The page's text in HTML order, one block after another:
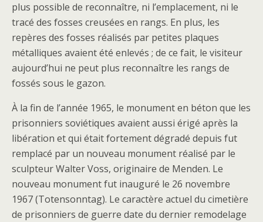
plus possible de reconnaître, ni l’emplacement, ni le
tracé des fosses creusées en rangs. En plus, les
repères des fosses réalisés par petites plaques
métalliques avaient été enlevés ; de ce fait, le visiteur
aujourd’hui ne peut plus reconnaître les rangs de
fossés sous le gazon.
À la fin de l’année 1965, le monument en béton que les
prisonniers soviétiques avaient aussi érigé après la
libération et qui était fortement dégradé depuis fut
remplacé par un nouveau monument réalisé par le
sculpteur Walter Voss, originaire de Menden. Le
nouveau monument fut inauguré le 26 novembre
1967 (Totensonntag). Le caractère actuel du cimetière
de prisonniers de guerre date du dernier remodelage